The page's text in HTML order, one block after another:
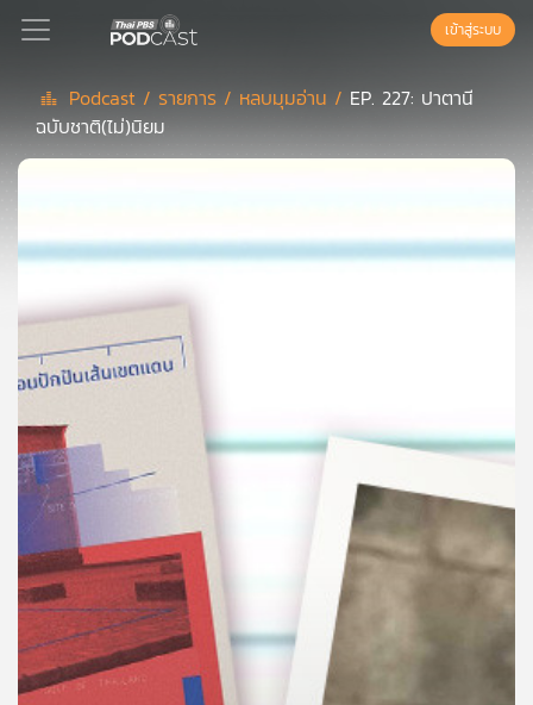
Podcast
ย์
ลิ
แนะนำ
ย์
ลิ
สต์
ของ
เพลง
เข้าสู่ระบบ
Podcast / รายการ / หลบมุมอ่าน / EP. 227: ปาตานี
ฉบับชาติ(ไม่)นิยม